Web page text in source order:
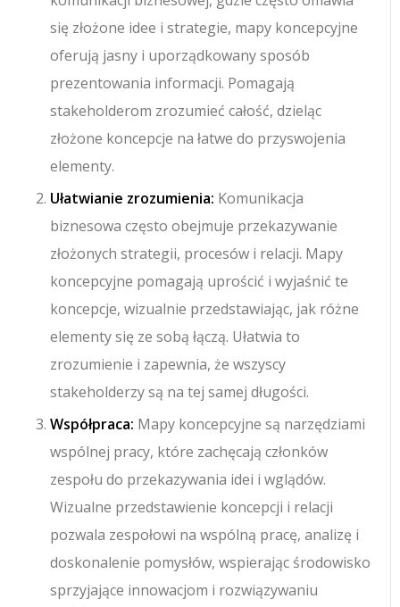
się złożone idee i strategie, mapy koncepcyjne
oferują jasny i uporządkowany sposób
prezentowania informacji. Pomagają
stakeholderom zrozumieć całość, dzieląc
złożone koncepcje na łatwe do przyswojenia
elementy.
Ułatwianie zrozumienia: Komunikacja
biznesowa często obejmuje przekazywanie
złożonych strategii, procesów i relacji. Mapy
koncepcyjne pomagają uprościć i wyjaśnić te
koncepcje, wizualnie przedstawiając, jak różne
elementy się ze sobą łączą. Ułatwia to
zrozumienie i zapewnia, że wszyscy
stakeholderzy są na tej samej długości.
Współpraca: Mapy koncepcyjne są narzędziami
wspólnej pracy, które zachęcają członków
zespołu do przekazywania idei i wglądów.
Wizualne przedstawienie koncepcji i relacji
pozwala zespołowi na wspólną pracę, analizę i
doskonalenie pomysłów, wspierając środowisko
sprzyjające innowacjom i rozwiązywaniu